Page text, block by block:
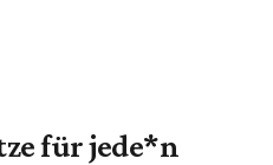
für jede*n